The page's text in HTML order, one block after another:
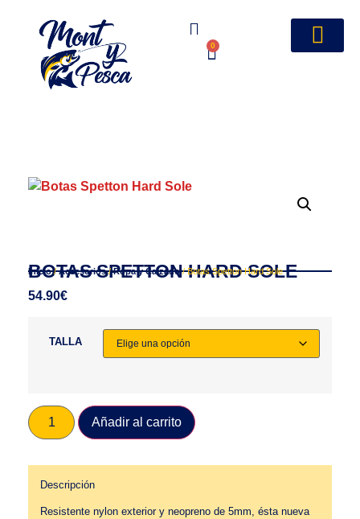
0
BOTAS SPETTON HARD SOLE
Inicio/Accesorios/Ropa y Calzado/ Botas Spetton Hard Sole
54.90€
TALLA
Añadir al carrito
Descripción
Resistente nylon exterior y neopreno de 5mm, ésta nueva